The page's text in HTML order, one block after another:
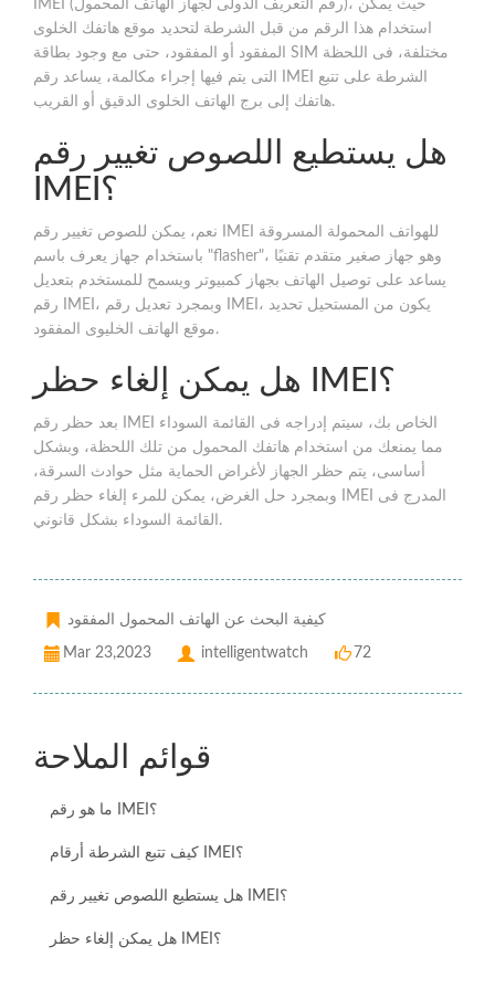
IMEI (رقم التعريف الدولى لجهاز الهاتف المحمول)، حيث يمكن
استخدام هذا الرقم من قبل الشرطة لتحديد موقع هاتفك الخلوى
المفقود أو المفقود، حتى مع وجود بطاقة SIM مختلفة، فى اللحظة
التى يتم فيها إجراء مكالمة، يساعد رقم IMEI الشرطة على تتبع
هاتفك إلى برج الهاتف الخلوى الدقيق أو القريب.
هل يستطيع اللصوص تغيير رقم
IMEI؟
نعم، يمكن للصوص تغيير رقم IMEI للهواتف المحمولة المسروقة
باستخدام جهاز يعرف باسم "flasher"، وهو جهاز صغير متقدم تقنيًا
يساعد على توصيل الهاتف بجهاز كمبيوتر ويسمح للمستخدم بتعديل
رقم IMEI، وبمجرد تعديل رقم IMEI، يكون من المستحيل تحديد
موقع الهاتف الخليوى المفقود.
هل يمكن إلغاء حظر IMEI؟
بعد حظر رقم IMEI الخاص بك، سيتم إدراجه فى القائمة السوداء
مما يمنعك من استخدام هاتفك المحمول من تلك اللحظة، وبشكل
أساسى، يتم حظر الجهاز لأغراض الحماية مثل حوادث السرقة،
وبمجرد حل الغرض، يمكن للمرء إلغاء حظر رقم IMEI المدرج فى
القائمة السوداء بشكل قانوني.
كيفية البحث عن الهاتف المحمول المفقود
Mar 23,2023 intelligentwatch 72
قوائم الملاحة
ما هو رقم IMEI؟
كيف تتبع الشرطة أرقام IMEI؟
هل يستطيع اللصوص تغيير رقم IMEI؟
هل يمكن إلغاء حظر IMEI؟